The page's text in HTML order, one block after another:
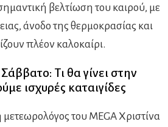
βελτίωση του καιρού, με
άνοδο της θερμοκρασίας και
πλέον καλοκαίρι.
Τι θα γίνει στην
ισχυρές καταιγίδες
του MEGA Χριστίνα